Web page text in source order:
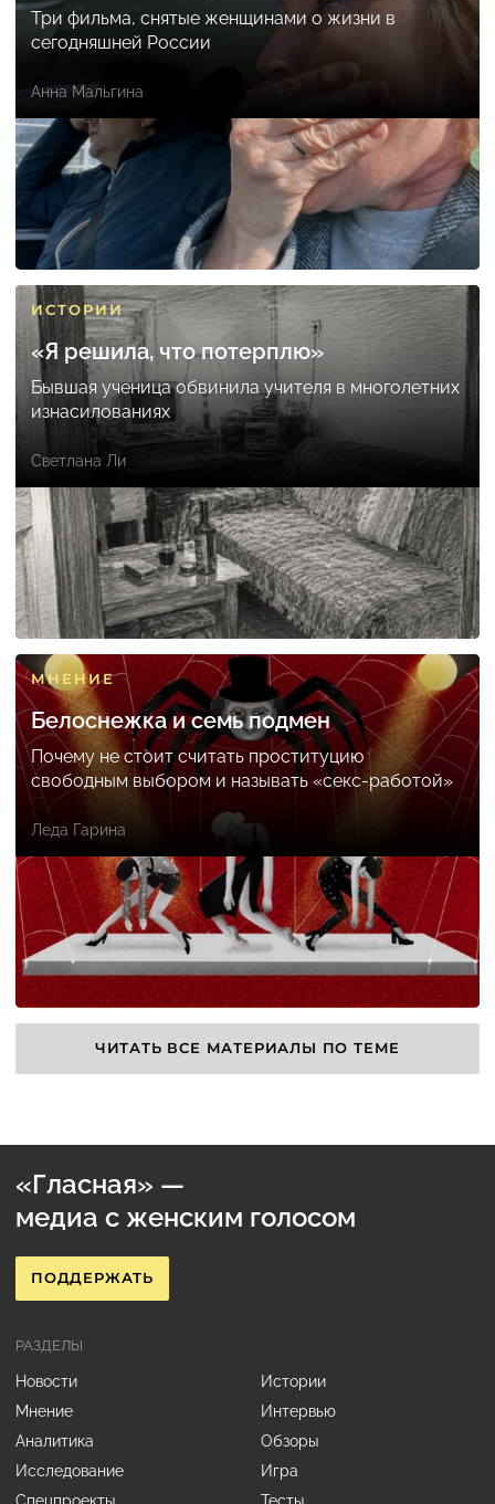
Три фильма, снятые женщинами о жизни в
сегодняшней России
Анна Мальгина
ИСТОРИИ
«Я решила, что потерплю»
Бывшая ученица обвинила учителя в многолетних
изнасилованиях
Светлана Ли
МНЕНИЕ
Белоснежка и семь подмен
Почему не стоит считать проституцию
свободным выбором и называть «секс-работой»
Леда Гарина
ЧИТАТЬ ВСЕ МАТЕРИАЛЫ ПО ТЕМЕ
«Гласная» —
медиа с женским голосом
ПОДДЕРЖАТЬ
РАЗДЕЛЫ
Новости
Истории
Мнение
Интервью
Аналитика
Обзоры
Исследование
Игра